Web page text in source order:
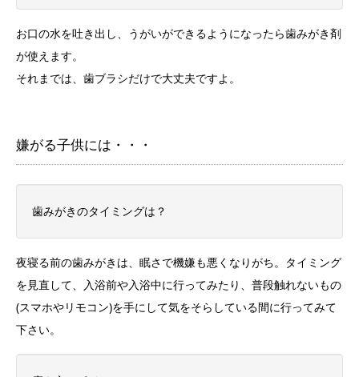
お口の水を吐き出し、うがいができるようになったら歯みがき剤
が使えます。
それまでは、歯ブラシだけで大丈夫ですよ。
嫌がる子供には・・・
歯みがきのタイミングは？
夜寝る前の歯みがきは、眠さで機嫌も悪くなりがち。タイミング
を見直して、入浴前や入浴中に行ってみたり、普段触れないもの
(スマホやリモコン)を手にして気をそらしている間に行ってみて
下さい。